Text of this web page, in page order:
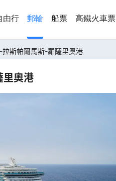
由行 郵輪 船票 高鐵火車票
斯帕爾馬斯-羅薩里奧港
里奧港